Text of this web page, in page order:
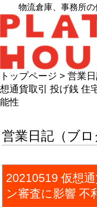
物流倉庫、事務所の
トップページ > 営業日
想通貨取引 投げ銭 住
能性
営業日記（ブロ
20210519 仮想
ン審査に影響 不